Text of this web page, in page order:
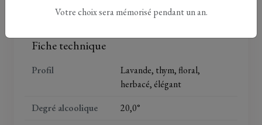
immédiatement identifiable. Une bouteille élégante
représentative de la qualité des produits Aurian.
Fiche technique
Profil
Lavande, thym, floral,
herbacé, élégant
Degré alcoolique
20,0°
Votre choix sera mémorisé pendant un an.